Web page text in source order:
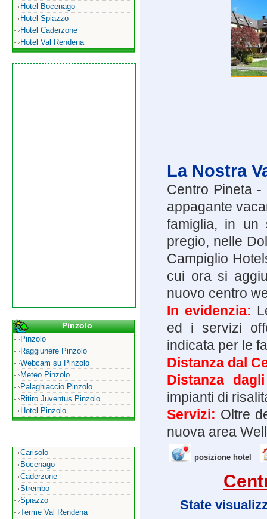
Hotel Bocenago
Hotel Spiazzo
Hotel Caderzone
Hotel Val Rendena
Pinzolo
Pinzolo
Raggiunere Pinzolo
Webcam su Pinzolo
Meteo Pinzolo
Palaghiaccio Pinzolo
Ritiro Juventus Pinzolo
Hotel Pinzolo
Carisolo
Bocenago
Caderzone
Strembo
Spiazzo
Terme Val Rendena
La Nostra
Centro Pineta
appagante
famiglia, in un
pregio, nelle
Campiglio
cui ora si
nuovo centro
In evidenzia:
ed i servizi
indicata per le
Distanza dal
Distanza
impianti di
Servizi: Oltre
nuova area
posizione hotel
State